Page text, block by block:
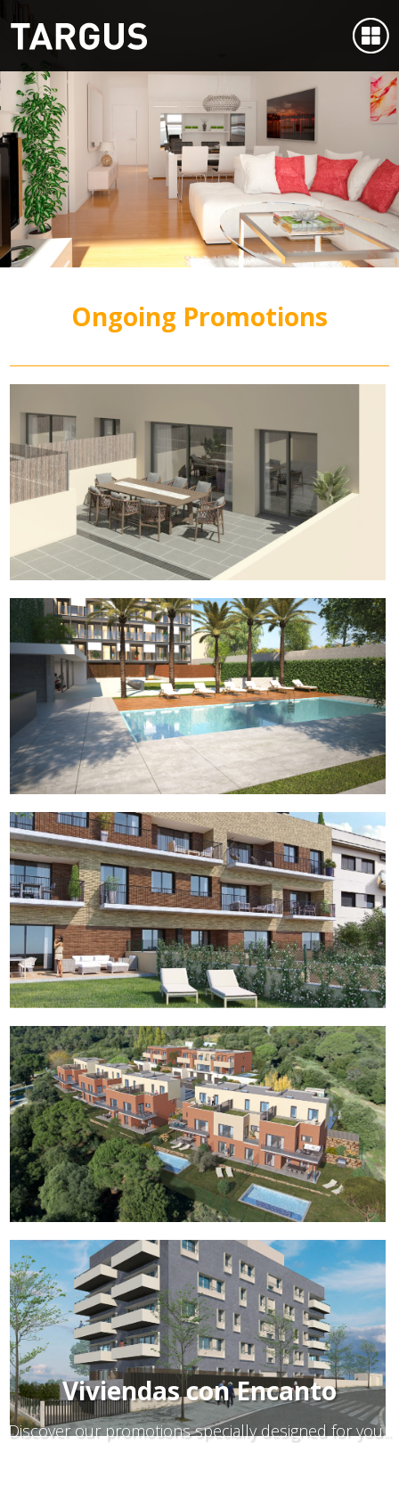
Viviendas con Encanto
Discover our promotions specially designed for you...
Ongoing Promotions
Promoción Jovellanos – Gracia, Sabadell
(Español) Residencial Creu Alta
(Español) Les Terrasses de Sisquella
ELS JARDINS DE L’AMETLLA